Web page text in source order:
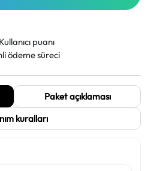
puanı
ödeme süreci
Paket açıklaması
kuralları